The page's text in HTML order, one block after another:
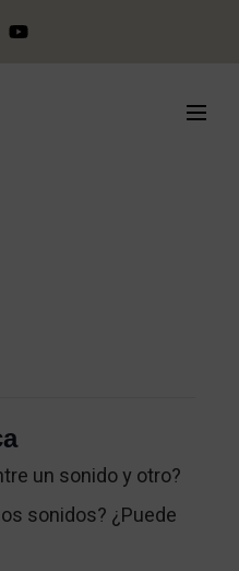
un sonido y otro?
sonidos? ¿Puede